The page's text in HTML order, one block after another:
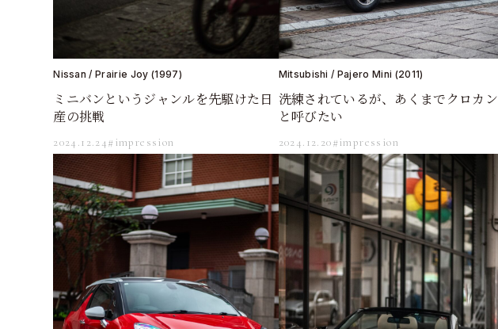
Nissan / Prairie Joy (1997)
ミニバンというジャンルを先駆けた日
産の挑戦
2024.12.24#impression
Mitsubishi / Pajero Mini (2011)
洗練されているが、あくまでクロカン
と呼びたい
2024.12.20#impression